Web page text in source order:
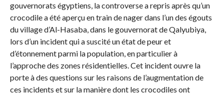
gouvernorats égyptiens, la controverse a repris après qu’un
crocodile a été aperçu en train de nager dans l’un des égouts
du village d’Al-Hasaba, dans le gouvernorat de Qalyubiya,
lors d’un incident qui a suscité un état de peur et
d’étonnement parmi la population, en particulier à
l’approche des zones résidentielles. Cet incident ouvre la
porte à des questions sur les raisons de l’augmentation de
ces incidents et sur la manière dont les crocodiles ont